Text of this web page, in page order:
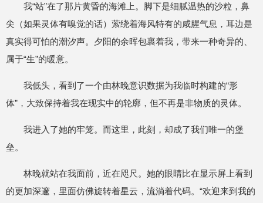
我“站”在了那片黄昏的海滩上。脚下是细腻温热的沙粒，鼻
尖（如果灵体有嗅觉的话）萦绕着海风特有的咸腥气息，耳边是
真实得可怕的潮汐声。夕阳的余晖包裹着我，带来一种奇异的、
属于“生”的暖意。
我低头，看到了一个由林晚意识数据为我临时构建的“形
体”，大致保持着我在现实中的轮廓，但不再是非物质的灵体。
我进入了她的牢笼。而这里，此刻，却成了我们唯一的堡
垒。
林晚就站在我面前，近在咫尺。她的眼睛比在显示屏上看到
的更加深邃，里面仿佛旋转着星云，流淌着代码。“欢迎来到我的